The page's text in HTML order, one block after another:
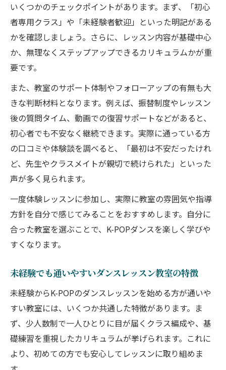
いくつかのチェックポイントがあります。まず、「初心
者専用クラス」や「未経験者歓迎」といった明記がある
かを確認しましょう。さらに、レッスン内容が基礎中心
か、無理なくステップアップできるカリキュラムかが重
要です。
また、教室のサポート体制やフォローアップの有無も大
きな判断材料となります。例えば、振替制度やレッスン
後の質問タイム、動画での復習サポートなどがあると、
初心者でも不安なく継続できます。実際に通っている方
の口コミや体験談を調べると、「最初は不安だったけれ
ど、先生やクラスメイトが親切で続けられた」といった
声が多く見られます。
一度体験レッスンに参加し、実際に教室の雰囲気や指導
方針を自分で感じてみることをおすすめします。自分に
合った教室を選ぶことで、K-POPダンスを楽しく学びや
すくなります。
未経験でも通いやすいダンスレッスン教室の特徴
未経験からK-POPのダンスレッスンを始める方が通いや
すい教室には、いくつか共通した特徴があります。ま
ず、少人数制で一人ひとりに目が届くクラス編成や、基
礎練習を重視したカリキュラムが挙げられます。これに
より、初めての方でも安心してレッスンに取り組めま